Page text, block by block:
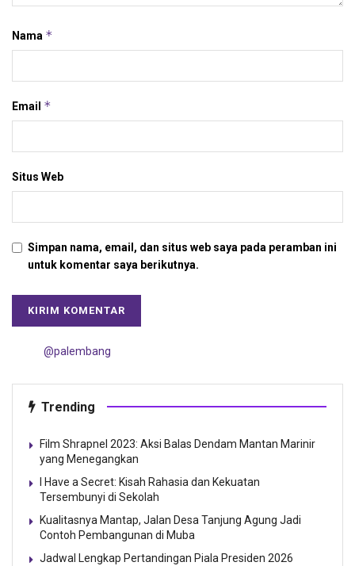
Nama *
Email *
Situs Web
Simpan nama, email, dan situs web saya pada peramban ini
untuk komentar saya berikutnya.
@palembang
Trending
Film Shrapnel 2023: Aksi Balas Dendam Mantan Marinir
yang Menegangkan
I Have a Secret: Kisah Rahasia dan Kekuatan
Tersembunyi di Sekolah
Kualitasnya Mantap, Jalan Desa Tanjung Agung Jadi
Contoh Pembangunan di Muba
Jadwal Lengkap Pertandingan Piala Presiden 2026